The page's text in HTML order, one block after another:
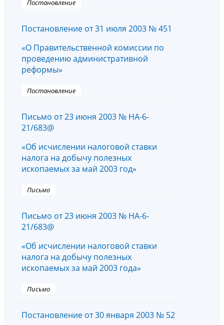
Постановление
Постановление от 31 июля 2003 № 451
«О Правительственной комиссии по
проведению административной
реформы»
Постановление
Письмо от 23 июня 2003 № НА-6-
21/683@
«Об исчислении налоговой ставки
налога на добычу полезных
ископаемых за май 2003 год»
Письмо
Письмо от 23 июня 2003 № НА-6-
21/683@
«Об исчислении налоговой ставки
налога на добычу полезных
ископаемых за май 2003 года»
Письмо
Постановление от 30 января 2003 № 52